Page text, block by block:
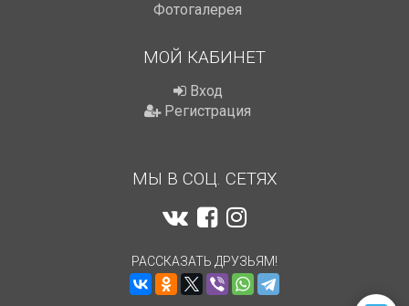
Фотогалерея
МОЙ КАБИНЕТ
Вход
Регистрация
МЫ В СОЦ. СЕТЯХ
РАССКАЗАТЬ ДРУЗЬЯМ!